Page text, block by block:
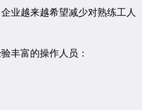
业越来越希望减少对熟练工人
丰富的操作人员：